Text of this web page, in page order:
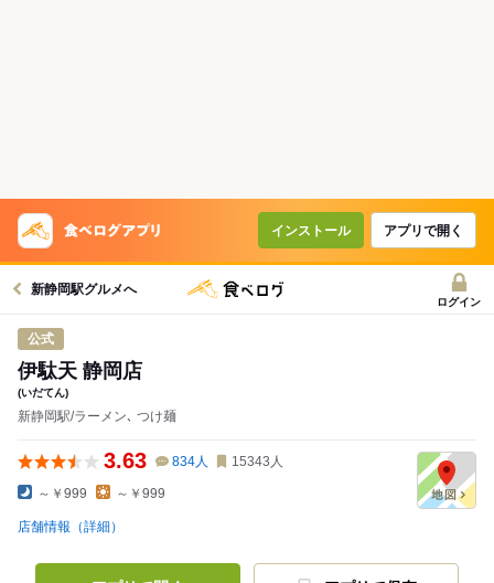
インストール アプリで開く
新静岡駅グルメへ
ログイン
公式
伊駄天 静岡店
(いだてん)
新静岡駅/ラーメン､ つけ麺
3.63 834人 15343 人
～￥999 ～￥999
店舗情報（詳細）